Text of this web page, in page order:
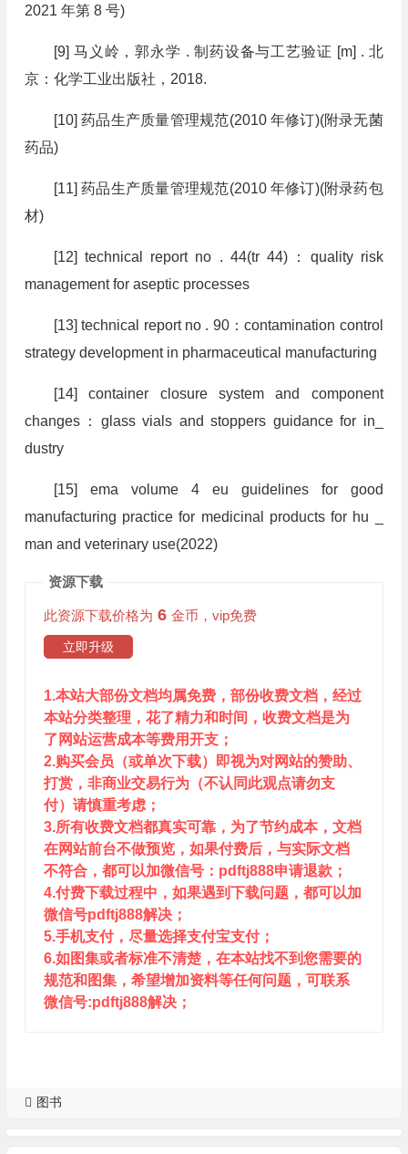
2021 年第 8 号)
[9] 马义岭，郭永学 . 制药设备与工艺验证 [m] . 北
京：化学工业出版社，2018.
[10] 药品生产质量管理规范(2010 年修订)(附录无菌
药品)
[11] 药品生产质量管理规范(2010 年修订)(附录药包
材)
[12] technical report no . 44(tr 44)：quality risk
management for aseptic processes
[13] technical report no . 90：contamination control
strategy development in pharmaceutical manufacturing
[14] container closure system and component
changes：glass vials and stoppers guidance for in_
dustry
[15] ema volume 4 eu guidelines for good
manufacturing practice for medicinal products for hu _
man and veterinary use(2022)
资源下载
此资源下载价格为 6 金币，vip免费
立即升级
1.本站大部份文档均属免费，部份收费文档，经过
本站分类整理，花了精力和时间，收费文档是为
了网站运营成本等费用开支；
2.购买会员（或单次下载）即视为对网站的赞助、
打赏，非商业交易行为（不认同此观点请勿支
付）请慎重考虑；
3.所有收费文档都真实可靠，为了节约成本，文档
在网站前台不做预览，如果付费后，与实际文档
不符合，都可以加微信号：pdftj888申请退款；
4.付费下载过程中，如果遇到下载问题，都可以加
微信号pdftj888解决；
5.手机支付，尽量选择支付宝支付；
6.如图集或者标准不清楚，在本站找不到您需要的
规范和图集，希望增加资料等任何问题，可联系
微信号:pdftj888解决；
图书